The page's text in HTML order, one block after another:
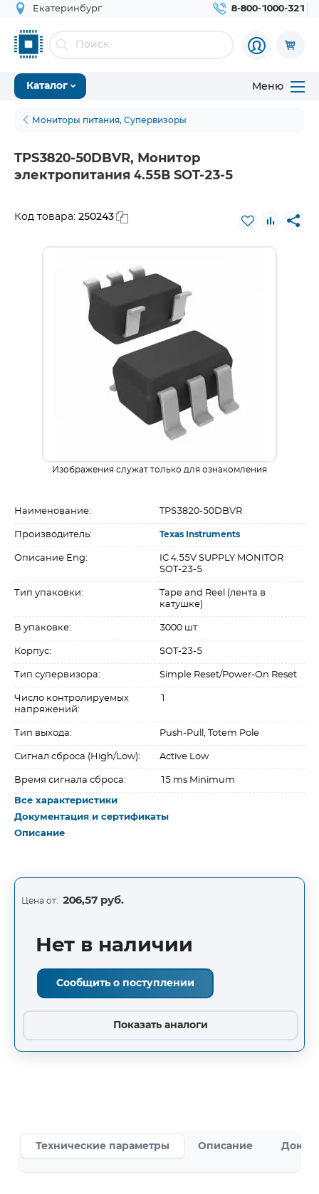
Екатеринбург 8-800-1000-321
Каталог Меню
Мониторы питания, Супервизоры
TPS3820-50DBVR, Монитор
электропитания 4.55В SOT-23-5
Код товара: 250243
Изображения служат только для ознакомления
Наименование: TPS3820-50DBVR
Производитель: Texas Instruments
Описание Eng:
IC 4.55V SUPPLY MONITOR
SOT-23-5
Тип упаковки:
Tape and Reel (лента в
катушке)
В упаковке: 3000 шт
Корпус: SOT-23-5
Тип супервизора: Simple Reset/Power-On Reset
Число контролируемых
напряжений:
1
Тип выхода: Push-Pull, Totem Pole
Сигнал сброса (High/Low): Active Low
Время сигнала сброса: 15 ms Minimum
Все характеристики
Документация и сертификаты
Описание
Цена от: 206,57 руб.
Нет в наличии
Сообщить о поступлении
Показать аналоги
Технические параметры Описание